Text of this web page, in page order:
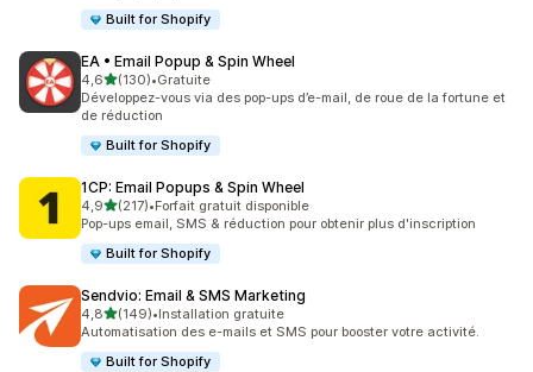
Built for Shopify
EA • Email Popup & Spin Wheel
4,6étoile(s) sur 5
(130)
130 avis au total
•Gratuite
Développez-vous via des pop-ups d’e-mail, de roue de la fortune et
de réduction
Built for Shopify
1CP: Email Popups & Spin Wheel
4,9étoile(s) sur 5
(217)
217 avis au total
•Forfait gratuit disponible
Pop-ups email, SMS & réduction pour obtenir plus d'inscription
Built for Shopify
Sendvio: Email & SMS Marketing
4,8étoile(s) sur 5
(149)
149 avis au total
•Installation gratuite
Automatisation des e-mails et SMS pour booster votre activité.
Built for Shopify